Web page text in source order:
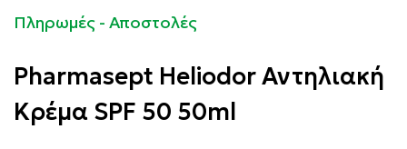
Πληρωμές - Αποστολές
Pharmasept Heliodor Αντηλιακή
Κρέμα SPF 50 50ml